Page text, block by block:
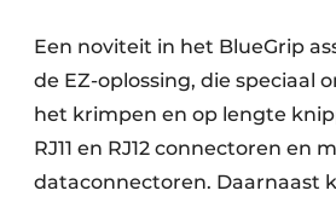
Een noviteit in het BlueGrip
de EZ-oplossing, die speciaal
het krimpen en op lengte
RJ11 en RJ12 connectoren en
dataconnectoren. Daarnaast